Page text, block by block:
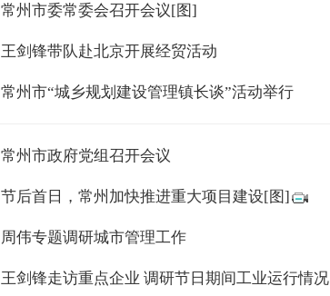
常州市委常委会召开会议[图]
王剑锋带队赴北京开展经贸活动
常州市“城乡规划建设管理镇长谈”活动举行
常州市政府党组召开会议
节后首日，常州加快推进重大项目建设[图]
周伟专题调研城市管理工作
王剑锋走访重点企业 调研节日期间工业运行情况